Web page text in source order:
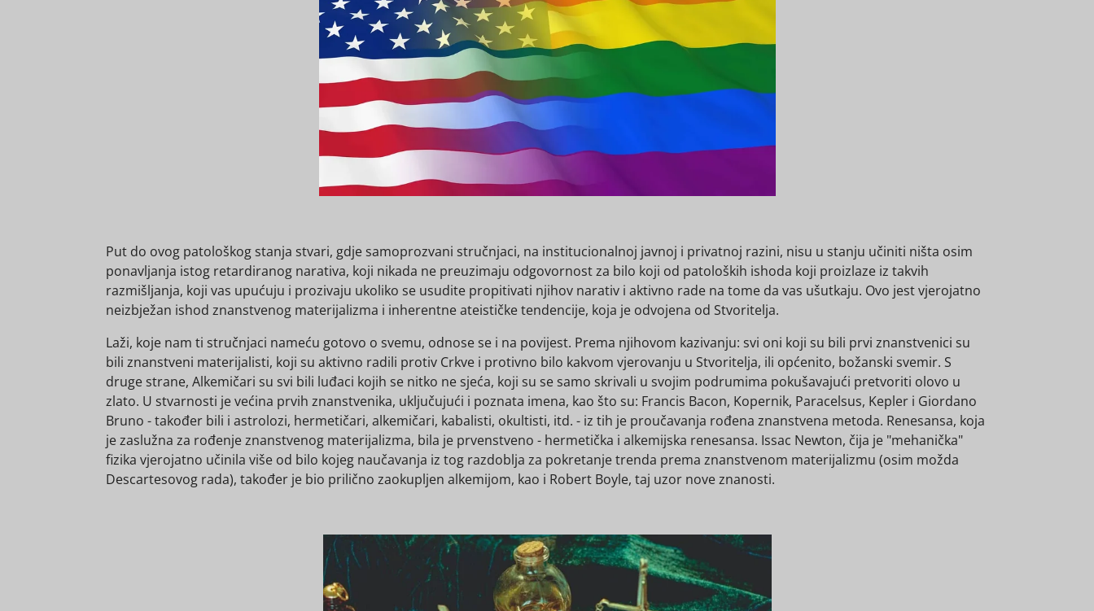
Put do ovog patološkog stanja stvari, gdje samoprozvani stručnjaci, na institucionalnoj javnoj i privatnoj razini, nisu u stanju učiniti ništa osim
ponavljanja istog retardiranog narativa, koji nikada ne preuzimaju odgovornost za bilo koji od patoloških ishoda koji proizlaze iz takvih
razmišljanja, koji vas upućuju i prozivaju ukoliko se usudite propitivati njihov narativ i aktivno rade na tome da vas ušutkaju. Ovo jest vjerojatno
neizbježan ishod znanstvenog materijalizma i inherentne ateističke tendencije, koja je odvojena od Stvoritelja.
Laži, koje nam ti stručnjaci nameću gotovo o svemu, odnose se i na povijest. Prema njihovom kazivanju: svi oni koji su bili prvi znanstvenici su
bili znanstveni materijalisti, koji su aktivno radili protiv Crkve i protivno bilo kakvom vjerovanju u Stvoritelja, ili općenito, božanski svemir. S
druge strane, Alkemičari su svi bili luđaci kojih se nitko ne sjeća, koji su se samo skrivali u svojim podrumima pokušavajući pretvoriti olovo u
zlato. U stvarnosti je većina prvih znanstvenika, uključujući i poznata imena, kao što su: Francis Bacon, Kopernik, Paracelsus, Kepler i Giordano
Bruno - također bili i astrolozi, hermetičari, alkemičari, kabalisti, okultisti, itd. - iz tih je proučavanja rođena znanstvena metoda. Renesansa, koja
je zaslužna za rođenje znanstvenog materijalizma, bila je prvenstveno - hermetička i alkemijska renesansa. Issac Newton, čija je "mehanička"
fizika vjerojatno učinila više od bilo kojeg naučavanja iz tog razdoblja za pokretanje trenda prema znanstvenom materijalizmu (osim možda
Descartesovog rada), također je bio prilično zaokupljen alkemijom, kao i Robert Boyle, taj uzor nove znanosti.